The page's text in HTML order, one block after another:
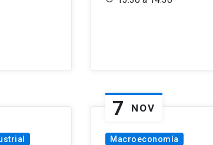
7 NOV
Macroeconomía